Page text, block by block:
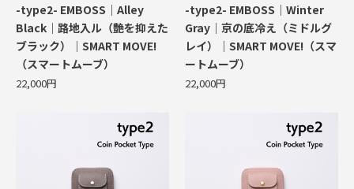
-type2- EMBOSS｜Alley
Black｜路地入ル（艶を抑えた
ブラック）｜SMART MOVE!
（スマートムーブ）
22,000円
-type2- EMBOSS｜Winter
Gray｜京の底冷え（ミドルグ
レイ）｜SMART MOVE!（スマ
ートムーブ）
22,000円